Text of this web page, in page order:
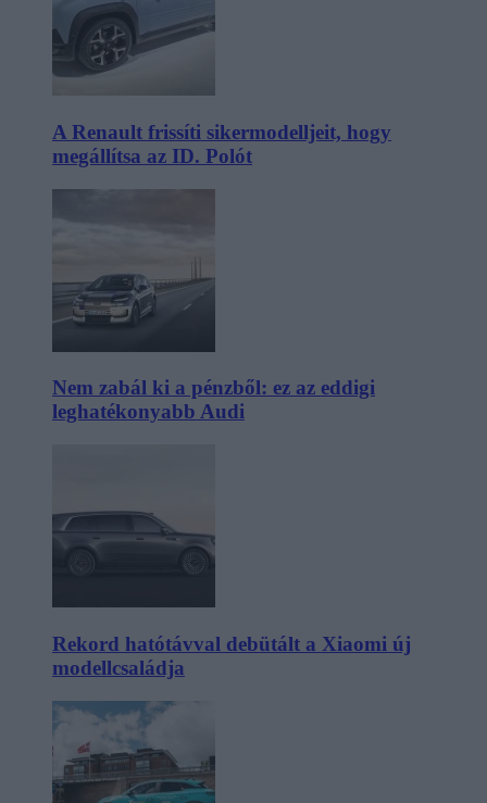
A Renault frissíti sikermodelljeit, hogy
megállítsa az ID. Polót
Nem zabál ki a pénzből: ez az eddigi
leghatékonyabb Audi
Rekord hatótávval debütált a Xiaomi új
modellcsaládja